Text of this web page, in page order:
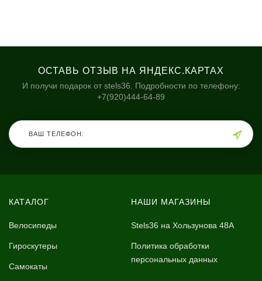
ОСТАВЬ ОТЗЫВ НА ЯНДЕКС.КАРТАХ
И получи подарок от stels36. Подробности по телефону:
+7(920)444-64-89
КАТАЛОГ
Велосипеды
Гироскутеры
Самокаты
НАШИ МАГАЗИНЫ
Stels36 на Хользунова 48А
Политика обработки
персональных данных